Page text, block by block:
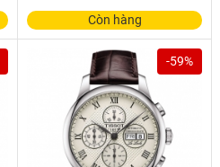
Còn hàng
-59%